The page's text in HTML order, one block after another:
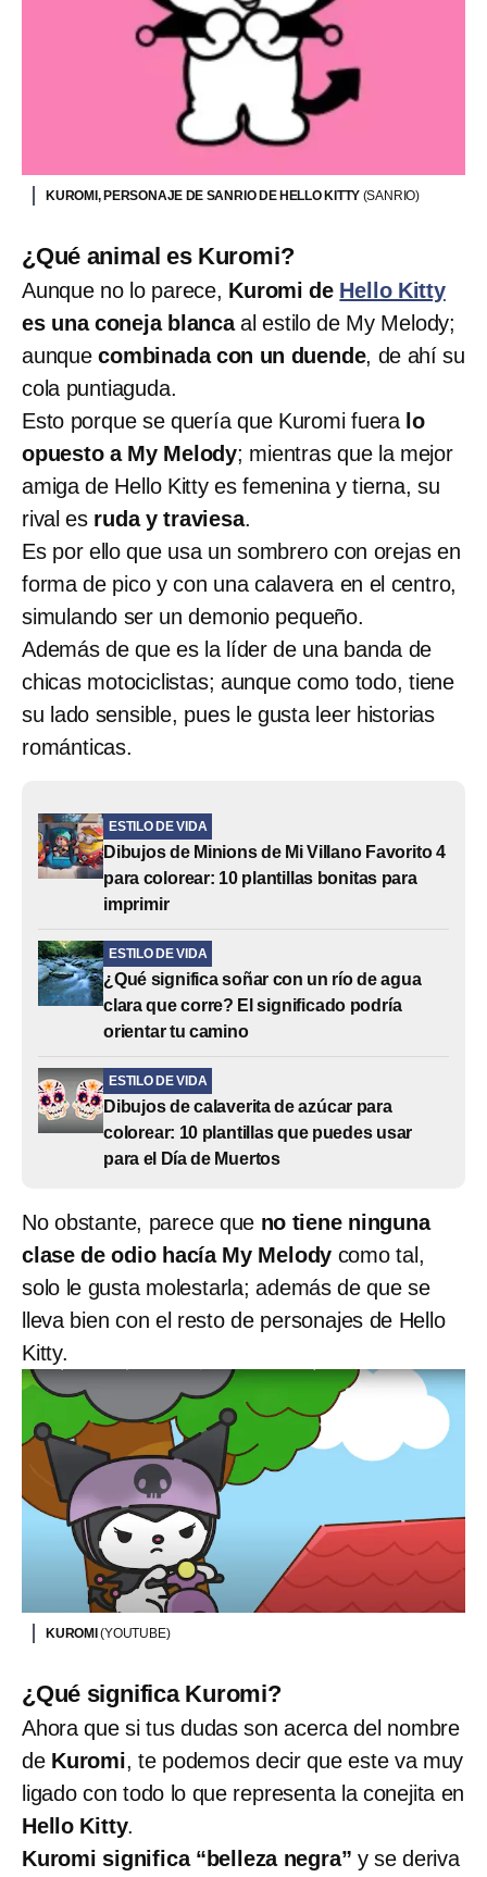
KUROMI, PERSONAJE DE SANRIO DE HELLO KITTY (SANRIO)
¿Qué animal es Kuromi?
Aunque no lo parece, Kuromi de Hello Kitty
es una coneja blancaal estilo de My Melody;
aunquecombinada con un duende, de ahí su
cola puntiaguda.
Esto porque se quería que Kuromi fuera lo
opuesto a My Melody; mientras que la mejor
amiga de Hello Kitty es femenina y tierna, su
rival es ruda y traviesa.
Es por ello que usa un sombrero con orejas en
forma de pico y con una calavera en el centro,
simulando ser un demonio pequeño.
Además de que es la líder de una banda de
chicas motociclistas; aunque como todo, tiene
su lado sensible, pues le gusta leer historias
románticas.
ESTILO DE VIDA
Dibujos de Minions de Mi Villano Favorito 4
para colorear: 10 plantillas bonitas para
imprimir
ESTILO DE VIDA
¿Qué significa soñar con un río de agua
clara que corre? El significado podría
orientar tu camino
ESTILO DE VIDA
Dibujos de calaverita de azúcar para
colorear: 10 plantillas que puedes usar
para el Día de Muertos
No obstante, parece que no tiene ninguna
clase de odio hacía My Melody como tal,
solo le gusta molestarla; además de que se
lleva bien con el resto de personajes de Hello
Kitty.
KUROMI(YOUTUBE)
¿Qué significa Kuromi?
Ahora que si tus dudas son acerca del nombre
de Kuromi, te podemos decir que este va muy
ligado con todo lo que representa la conejita en
Hello Kitty.
Kuromi significa “belleza negra” y se deriva